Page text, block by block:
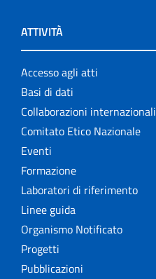
ATTIVITÀ
Accesso agli atti
Basi di dati
Collaborazioni internazionali
Comitato Etico Nazionale
Eventi
Formazione
Laboratori di riferimento
Linee guida
Organismo Notificato
Progetti
Pubblicazioni